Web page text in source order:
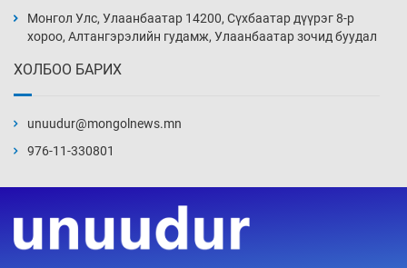
19 цаг 20 мин
19 цаг 50 мин
хэмжээг шинэчлэн тогтоох нь
20 цаг 20 мин
Монгол Улс, Улаанбаатар 14200, Сүхбаатар дүүрэг 8-р
хороо, Алтангэрэлийн гудамж, Улаанбаатар зочид буудал
ХОЛБОО БАРИХ
unuudur@mongolnews.mn
976-11-330801